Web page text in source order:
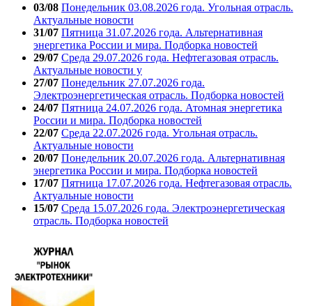
03/08 Понедельник 03.08.2026 года. Угольная отрасль.
Актуальные новости
31/07 Пятница 31.07.2026 года. Альтернативная
энергетика России и мира. Подборка новостей
29/07 Среда 29.07.2026 года. Нефтегазовая отрасль.
Актуальные новости у
27/07 Понедельник 27.07.2026 года.
Электроэнергетическая отрасль. Подборка новостей
24/07 Пятница 24.07.2026 года. Атомная энергетика
России и мира. Подборка новостей
22/07 Среда 22.07.2026 года. Угольная отрасль.
Актуальные новости
20/07 Понедельник 20.07.2026 года. Альтернативная
энергетика России и мира. Подборка новостей
17/07 Пятница 17.07.2026 года. Нефтегазовая отрасль.
Актуальные новости
15/07 Среда 15.07.2026 года. Электроэнергетическая
отрасль. Подборка новостей